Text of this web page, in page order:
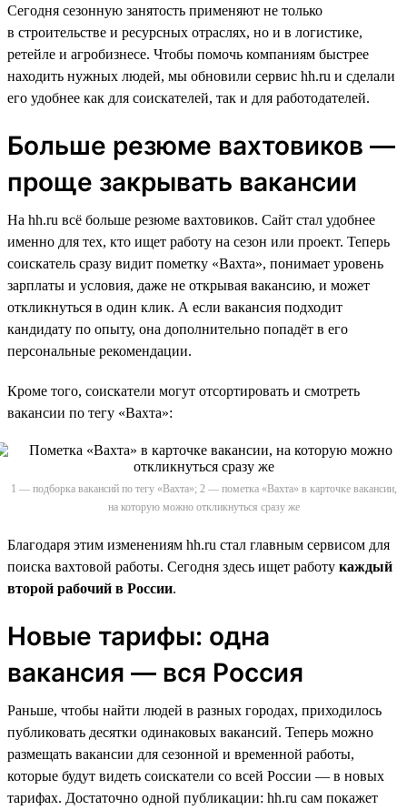
Сегодня сезонную занятость применяют не только
в строительстве и ресурсных отраслях, но и в логистике,
ретейле и агробизнесе. Чтобы помочь компаниям быстрее
находить нужных людей, мы обновили сервис hh.ru и сделали
его удобнее как для соискателей, так и для работодателей.
Больше резюме вахтовиков —
проще закрывать вакансии
На hh.ru всё больше резюме вахтовиков. Сайт стал удобнее
именно для тех, кто ищет работу на сезон или проект. Теперь
соискатель сразу видит пометку «Вахта», понимает уровень
зарплаты и условия, даже не открывая вакансию, и может
откликнуться в один клик. А если вакансия подходит
кандидату по опыту, она дополнительно попадёт в его
персональные рекомендации.
Кроме того, соискатели могут отсортировать и смотреть
вакансии по тегу «Вахта»:
1 — подборка вакансий по тегу «Вахта»; 2 — пометка «Вахта» в карточке вакансии,
на которую можно откликнуться сразу же
Благодаря этим изменениям hh.ru стал главным сервисом для
поиска вахтовой работы. Сегодня здесь ищет работу каждый
второй рабочий в России.
Новые тарифы: одна
вакансия — вся Россия
Раньше, чтобы найти людей в разных городах, приходилось
публиковать десятки одинаковых вакансий. Теперь можно
размещать вакансии для сезонной и временной работы,
которые будут видеть соискатели со всей России — в новых
тарифах. Достаточно одной публикации: hh.ru сам покажет